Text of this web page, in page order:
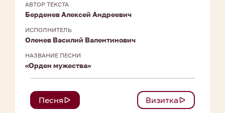
АВТОР ТЕКСТА
Берденев Алексей Андреевич
ИСПОЛНИТЕЛЬ
Оленев Василий Валентинович
НАЗВАНИЕ ПЕСНИ
«Орден мужества»
Песня Визитка